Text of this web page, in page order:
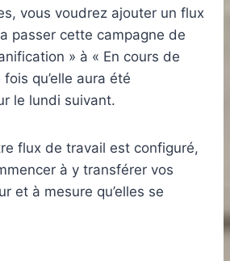
vous voudrez ajouter un flux
passer cette campagne de
» à « En cours de
qu’elle aura été
le lundi suivant.
flux de travail est configuré,
à y transférer vos
et à mesure qu’elles se